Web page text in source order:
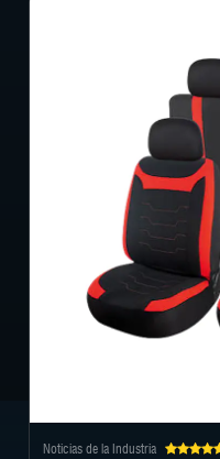
Noticias de la Industria